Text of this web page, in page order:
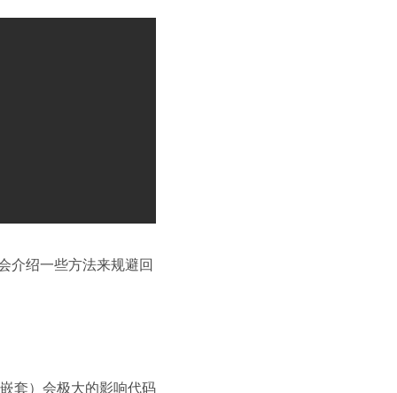
介绍一些方法来规避回
套）会极大的影响代码